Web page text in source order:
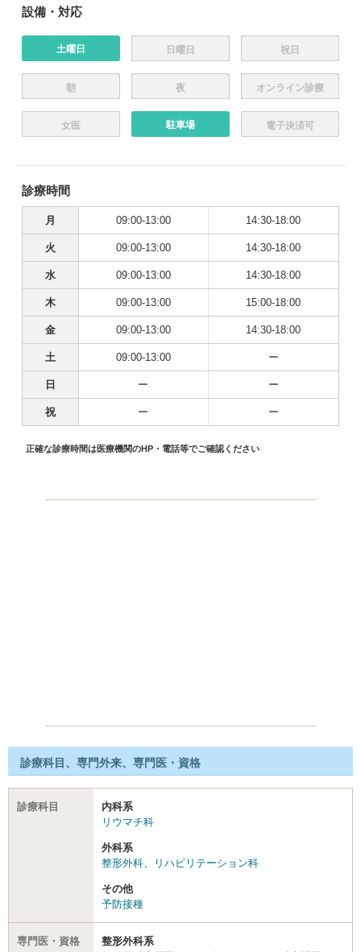
設備・対応
土曜日 日曜日 祝日
朝 夜 オンライン診療
女医 駐車場 電子決済可
診療時間
月 09:00-13:00 14:30-18:00
火 09:00-13:00 14:30-18:00
水 09:00-13:00 14:30-18:00
木 09:00-13:00 15:00-18:00
金 09:00-13:00 14:30-18:00
土 09:00-13:00 ー
日 ー ー
祝 ー ー
正確な診療時間は医療機関のHP・電話等でご確認ください
診療科目、専門外来、専門医・資格
診療科目
内科系
リウマチ科
外科系
整形外科
リハビリテーション科
その他
予防接種
専門医・資格
整形外科系